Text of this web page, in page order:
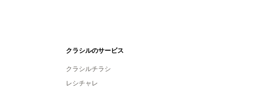
クラシルのサービス
クラシルチラシ
レシチャレ